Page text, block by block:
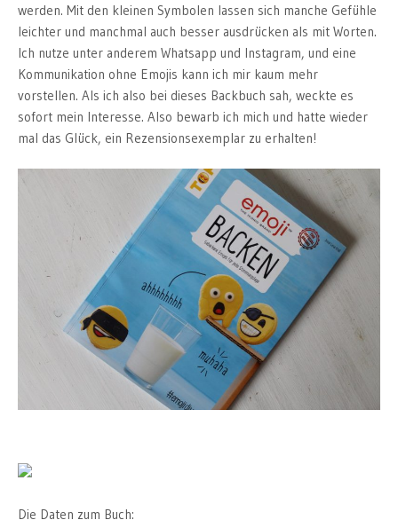
werden. Mit den kleinen Symbolen lassen sich manche Gefühle
leichter und manchmal auch besser ausdrücken als mit Worten.
Ich nutze unter anderem Whatsapp und Instagram, und eine
Kommunikation ohne Emojis kann ich mir kaum mehr
vorstellen. Als ich also bei dieses Backbuch sah, weckte es
sofort mein Interesse. Also bewarb ich mich und hatte wieder
mal das Glück, ein Rezensionsexemplar zu erhalten!
Die Daten zum Buch: